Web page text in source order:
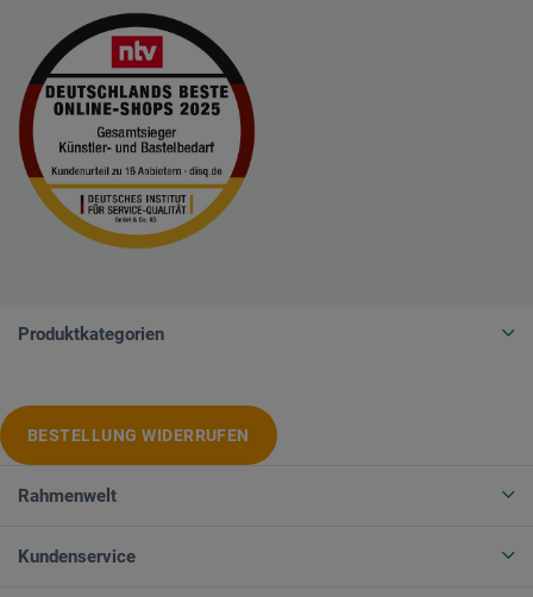
Produktkategorien
BESTELLUNG WIDERRUFEN
Rahmenwelt
Kundenservice